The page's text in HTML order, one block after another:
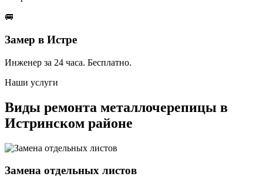
🚐
Замер в Истре
Инженер за 24 часа. Бесплатно.
Наши услуги
Виды ремонта металлочерепицы в
Истринском районе
Замена отдельных листов